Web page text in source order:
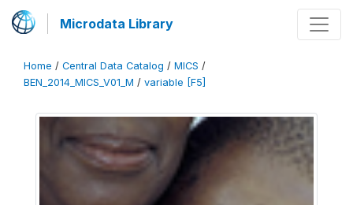
Microdata Library
Home / Central Data Catalog / MICS /
BEN_2014_MICS_V01_M / variable [F5]